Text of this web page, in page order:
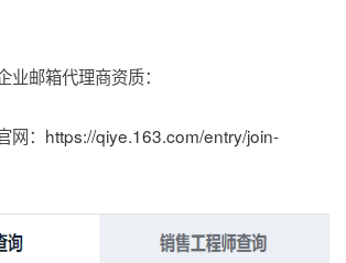
邮箱代理商资质：
： https://qiye.163.com/entry/join-